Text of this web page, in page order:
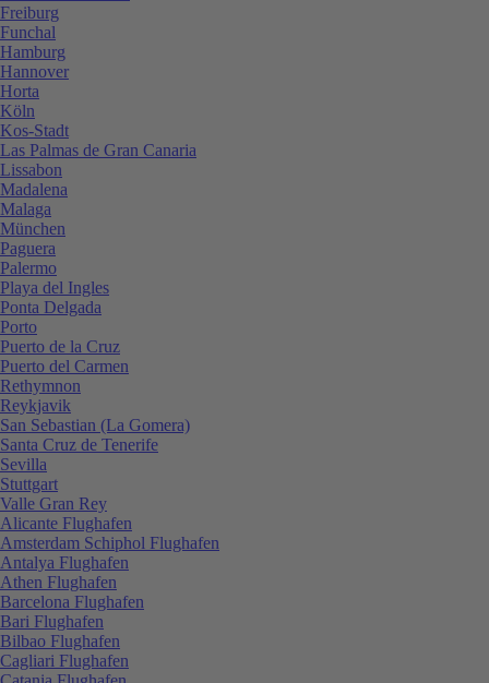
Freiburg
Funchal
Hamburg
Hannover
Horta
Köln
Kos-Stadt
Las Palmas de Gran Canaria
Lissabon
Madalena
Malaga
München
Paguera
Palermo
Playa del Ingles
Ponta Delgada
Porto
Puerto de la Cruz
Puerto del Carmen
Rethymnon
Reykjavik
San Sebastian (La Gomera)
Santa Cruz de Tenerife
Sevilla
Stuttgart
Valle Gran Rey
Alicante Flughafen
Amsterdam Schiphol Flughafen
Antalya Flughafen
Athen Flughafen
Barcelona Flughafen
Bari Flughafen
Bilbao Flughafen
Cagliari Flughafen